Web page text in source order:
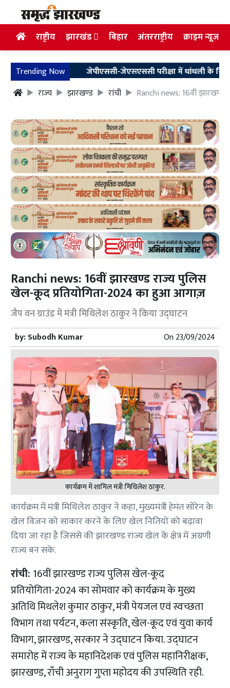
राष्ट्रीय झारखंड बिहार अंतरराष्ट्रीय क्राइम न्यूज
Trending Nowजेपीएससी-जेएसएससी परीक्षा में धांधली के खिलाफ
राज्य
झारखण्ड रांची Ranchi news: 16वीं
Ranchi news: 16वीं झारखण्ड राज्य पुलिस
खेल-कूद प्रतियोगिता-2024 का हुआ आगाज़
जैप वन ग्राउंड में मंत्री मिथिलेश ठाकुर ने किया उद्घाटन
by:Subodh Kumar On23/09/2024
कार्यक्रम में शामिल मंत्री मिथिलेश ठाकुर.
कार्यक्रम में मंत्री मिथिलेश ठाकुर ने कहा, मुख्यमंत्री हेमंत सोरेन के
खेल विजन को साकार करने के लिए खेल नितियों को बढ़ावा
दिया जा रहा है जिससे की झारखण्ड राज्य खेल के क्षेत्र में अग्रणी
राज्य बन सके.
रांची: 16वीं झारखण्ड राज्य पुलिस खेल-कूद
प्रतियोगिता-2024 का सोमवार को कार्यक्रम के मुख्य
अतिथि मिथलेश कुमार ठाकुर, मंत्री पेयजल एवं स्वच्छता
विभाग तथा पर्यटन, कला संस्कृति, खेल-कूद एवं युवा कार्य
विभाग, झारखण्ड, सरकार ने उद्घाटन किया. उद्घाटन
समारोह में राज्य के महानिदेशक एवं पुलिस महानिरीक्षक,
झारखण्ड, राँची अनुराग गुप्ता महोदय की उपस्थिति रही.